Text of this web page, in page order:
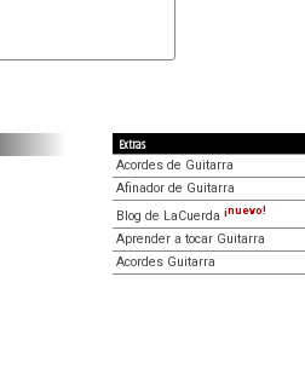
Extras
Acordes de Guitarra
Afinador de Guitarra
Blog de LaCuerda ¡nuevo!
Aprender a tocar Guitarra
Acordes Guitarra